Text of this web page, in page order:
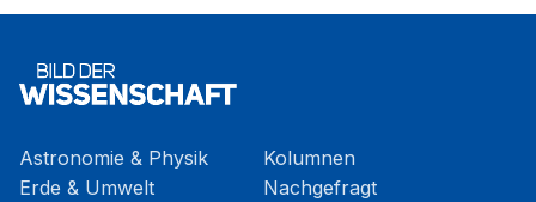
Astronomie & Physik
Erde & Umwelt
Kolumnen
Nachgefragt